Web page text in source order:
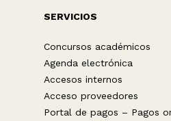
SERVICIOS
Concursos académicos
Agenda electrónica
Accesos internos
Acceso proveedores
Portal de pagos – Pagos